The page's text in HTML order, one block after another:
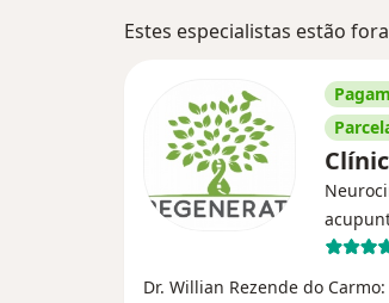
Estes especialistas estão
Dr. Willian Rezende do Carmo: